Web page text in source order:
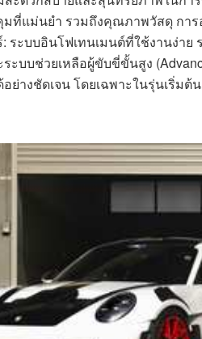
ที่แม่นยำ รวมถึงคุณภาพวัสดุ กา
ระบบอินโฟเทนเมนต์ที่ใช้งานง่า
ระบบช่วยเหลือผู้ขับขี่ขั้นสูง
ย่างชัดเจน โดยเฉพาะในรุ่นเริ่มต้น